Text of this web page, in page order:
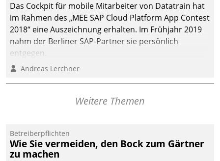
Das Cockpit für mobile Mitarbeiter von Datatrain hat
im Rahmen des „MEE SAP Cloud Platform App Contest
2018“ eine Auszeichnung erhalten. Im Frühjahr 2019
nahm der Berliner SAP-Partner sie persönlich
entgegen.
Andreas Lerchner
Weitere Themen
Betreiberpflichten
Wie Sie vermeiden, den Bock zum Gärtner
zu machen